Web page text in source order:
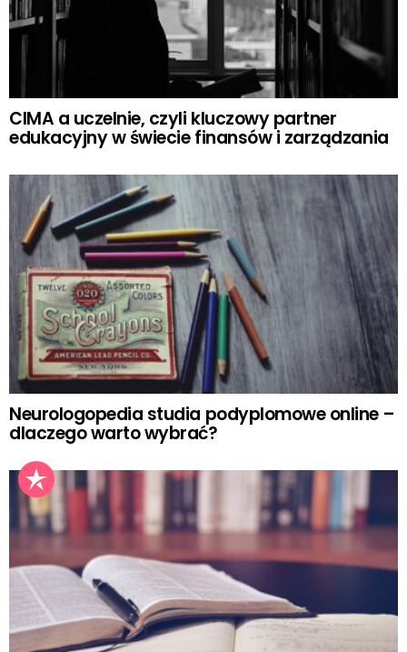
CIMA a uczelnie, czyli kluczowy partner
edukacyjny w świecie finansów i zarządzania
Neurologopedia studia podyplomowe online –
dlaczego warto wybrać?